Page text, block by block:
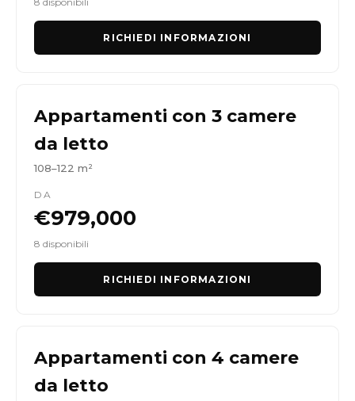
RICHIEDI INFORMAZIONI
Appartamenti con 3 camere
da letto
108–122 m²
DA
€979,000
8 disponibili
RICHIEDI INFORMAZIONI
Appartamenti con 4 camere
da letto